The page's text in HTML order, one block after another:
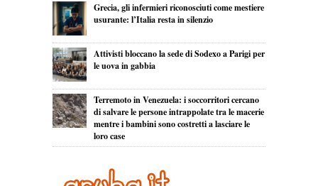
Grecia, gli infermieri riconosciuti come mestiere
usurante: l’Italia resta in silenzio
Attivisti bloccano la sede di Sodexo a Parigi per
le uova in gabbia
Terremoto in Venezuela: i soccorritori cercano
di salvare le persone intrappolate tra le macerie
mentre i bambini sono costretti a lasciare le
loro case